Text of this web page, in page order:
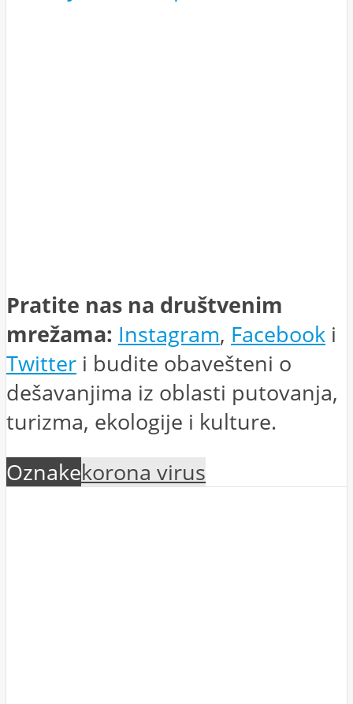
Pratite nas na društvenim
mrežama: Instagram, Facebook i
Twitter i budite obavešteni o
dešavanjima iz oblasti putovanja,
turizma, ekologije i kulture.
Oznakekorona virus